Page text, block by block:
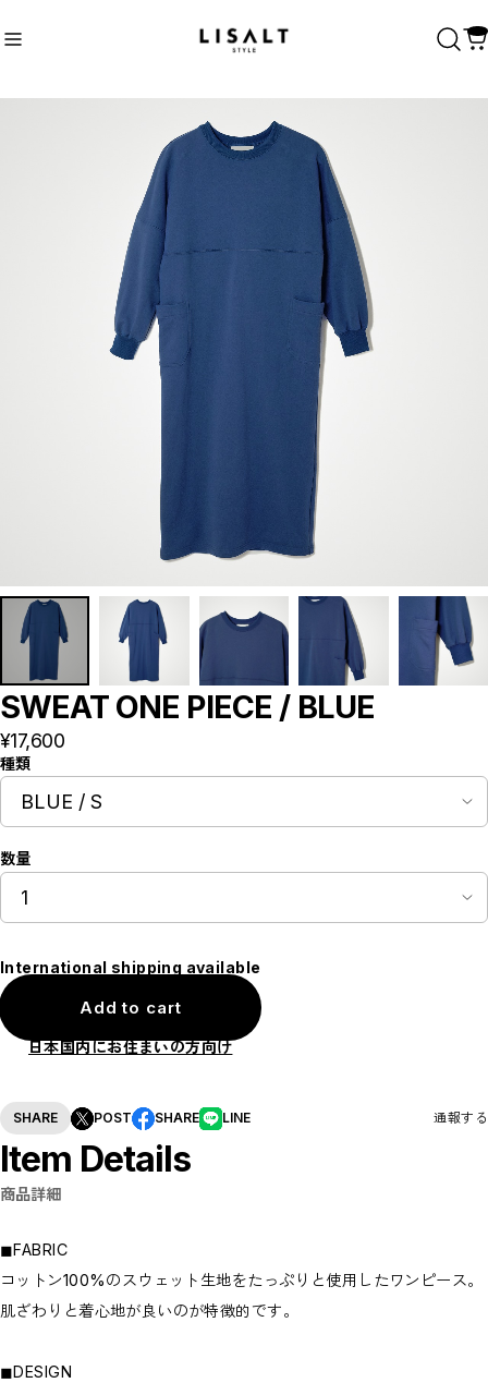
おすすめキーワード
商品カテゴリ
SWEAT ONE PIECE / BLUE
¥17,600
種類
数量
International shipping available
Add to cart
日本国内にお住まいの方向け
SHARE POST SHARE LINE 通報する
Item Details
商品詳細
◼︎FABRIC
コットン100%のスウェット生地をたっぷりと使用したワンピース。
肌ざわりと着心地が良いのが特徴的です。
◼︎DESIGN